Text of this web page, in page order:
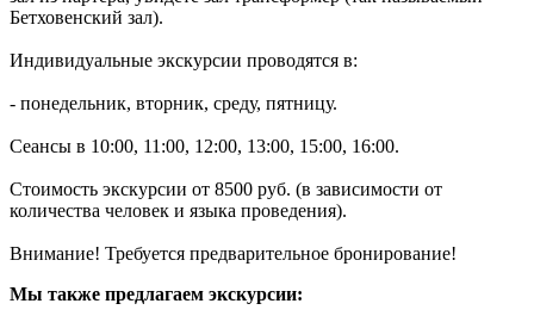
Бетховенский зал).
Индивидуальные экскурсии проводятся в:
- понедельник, вторник, среду, пятницу.
Сеансы в 10:00, 11:00, 12:00, 13:00, 15:00, 16:00.
Стоимость экскурсии от 8500 руб. (в зависимости от
количества человек и языка проведения).
Внимание! Требуется предварительное бронирование!
Мы также предлагаем экскурсии: